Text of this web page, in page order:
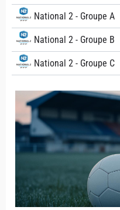
National 2 - Groupe A
National 2 - Groupe B
National 2 - Groupe C